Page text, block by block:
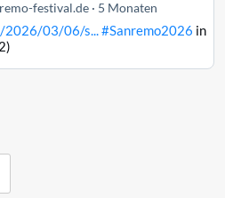
festival.de 5 Monaten
2026/03/06/s...#Sanremo2026 in